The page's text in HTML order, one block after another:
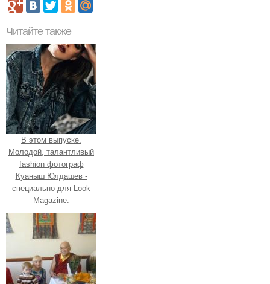
Читайте также
В этом выпуске.
Молодой, талантливый
fashion фотограф
Куаныш Юлдашев -
специально для Look
Magazine.